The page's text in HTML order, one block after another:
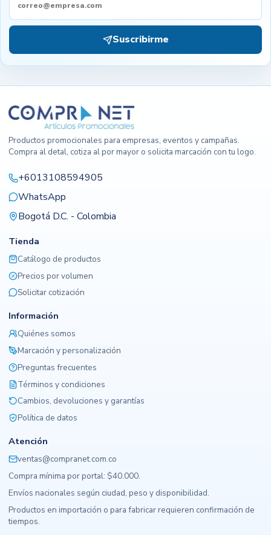
Suscribirme
Productos promocionales para empresas, eventos y campañas.
Compra al detal, cotiza al por mayor o solicita marcación con tu logo.
+6013108594905
WhatsApp
Bogotá D.C. - Colombia
Tienda
Catálogo de productos
Precios por volumen
Solicitar cotización
Información
Quiénes somos
Marcación y personalización
Preguntas frecuentes
Términos y condiciones
Cambios, devoluciones y garantías
Política de datos
Atención
ventas@compranet.com.co
Compra mínima por portal: $40.000.
Envíos nacionales según ciudad, peso y disponibilidad.
Productos en importación o para fabricar requieren confirmación de
tiempos.